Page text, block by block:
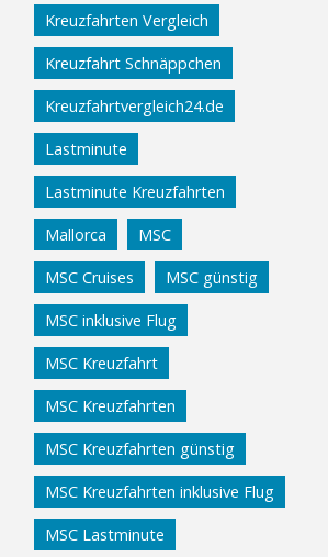
Kreuzfahrten Vergleich
Kreuzfahrt Schnäppchen
Kreuzfahrtvergleich24.de
Lastminute
Lastminute Kreuzfahrten
Mallorca MSC
MSC Cruises MSC günstig
MSC inklusive Flug
MSC Kreuzfahrt
MSC Kreuzfahrten
MSC Kreuzfahrten günstig
MSC Kreuzfahrten inklusive Flug
MSC Lastminute